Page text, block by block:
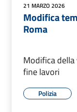
21 MARZO 2026
Modifica
Roma
Modifica
fine lavori
Polizia